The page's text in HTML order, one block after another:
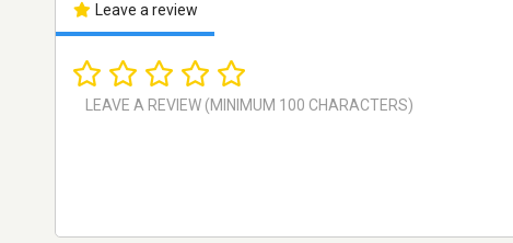
Leave a review